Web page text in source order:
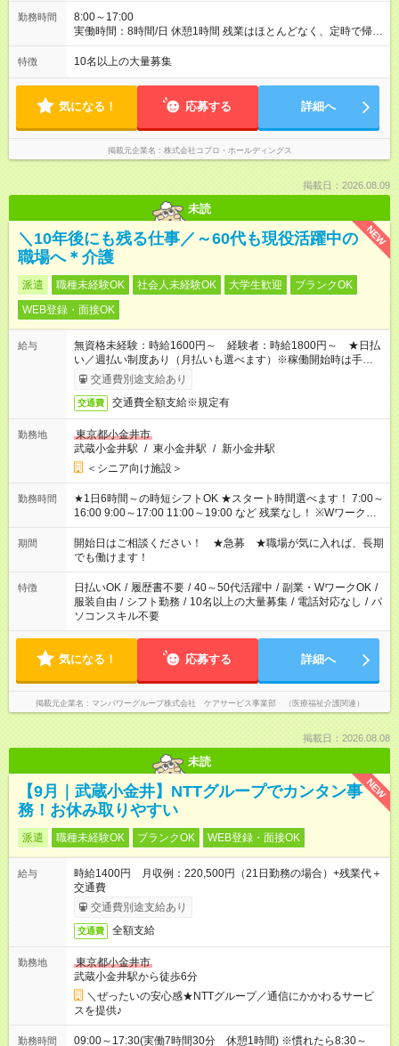
勤務時間
8:00～17:00
実働時間：8時間/日 休憩1時間 残業はほとんどなく、定時で帰れ
る日が多い働き方です。 毎日の業務は進捗管理や事務が中心な
ので、 「今日やるべき仕事」が終われば、自然と区切りをつけ
方を大切にしています。
特徴 10名以上の大量募集
気になる！ 応募する 詳細へ
掲載元企業名 株式会社コプロ・ホールディングス
掲載日：2026.08.09
未読
NEW
＼10年後にも残る仕事／～60代も現役活躍中の
職場へ＊介護
派遣 職種未経験OK 社会人未経験OK 大学生歓迎
ブランクOK
WEB登録・面接OK
給与
無資格未経験：時給1600円～ 経験者：時給1800円～ ★日払
い／週払い制度あり（月払いも選べます）※稼働開始時は手続き
完了次第のお支払いとなります。
交通費別途支給あり
交通費 交通費全額支給※規定有
勤務地
東京都小金井市
武蔵小金井駅 / 東小金井駅 / 新小金井駅
＜シニア向け施設＞
勤務時間
★1日6時間～の時短シフトOK ★スタート時間選べます！ 7:00～
16:00 9:00～17:00 11:00～19:00 など 残業なし！ ※Wワークの
場合、他のお仕事と合わせ週40時間超の就業はご案内できませ
ん ※法令に基づき、週20時間以上勤務は社会保険への加入対象
となります ※労働者派遣法（日雇い派遣の原則禁止）により、
短時間・短期間の就業はご案内が難しい場合があります
期間
開始日はご相談ください！ ★急募 ★職場が気に入れば、長期
でも働けます！
特徴 日払いOK / 履歴書不要 / 40～50代活躍中 / 副業・WワークOK /
服装自由 / シフト勤務 / 10名以上の大量募集 / 電話対応なし / パ
ソコンスキル不要
気になる！ 応募する 詳細へ
掲載元企業名 マンパワーグループ株式会社 ケアサービス事業部 （医療福祉介護関連）
掲載日：2026.08.08
未読
NEW
【9月｜武蔵小金井】NTTグループでカンタン事
務！お休み取りやすい
派遣 職種未経験OK ブランクOK WEB登録・面接OK
給与
時給1400円 月収例：220,500円（21日勤務の場合）+残業代＋
交通費
交通費別途支給あり
交通費 全額支給
勤務地
東京都小金井市
武蔵小金井駅から徒歩6分
＼ぜったいの安心感★NTTグループ／通信にかかわるサービ
スを提供♪
勤務時間 09:00～17:30(実働7時間30分 休憩1時間) ※慣れたら8:30～